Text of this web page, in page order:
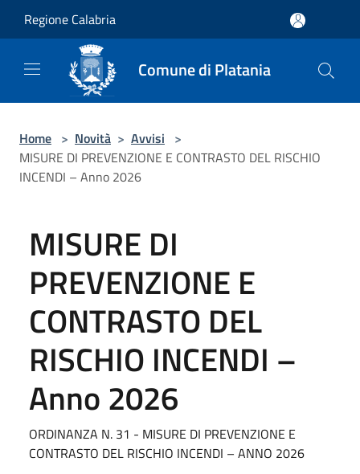
Regione Calabria
Comune di Platania
Home > Novità > Avvisi >
MISURE DI PREVENZIONE E CONTRASTO DEL RISCHIO
INCENDI – Anno 2026
MISURE DI
PREVENZIONE E
CONTRASTO DEL
RISCHIO INCENDI –
Anno 2026
ORDINANZA N. 31 - MISURE DI PREVENZIONE E
CONTRASTO DEL RISCHIO INCENDI – ANNO 2026